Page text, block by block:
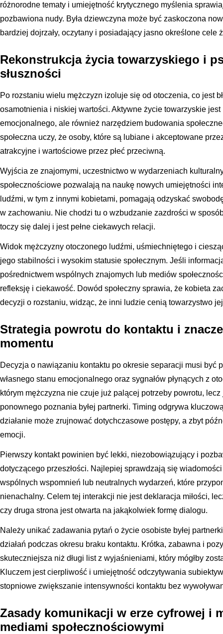
różnorodne tematy i umiejętność krytycznego myślenia
pozbawiona nudy. Była dziewczyna może być zaskoczona
bardziej dojrzały, oczytany i posiadający jasno określone cele
Rekonstrukcja życia towarzyskiego i
słuszności
Po rozstaniu wielu mężczyzn izoluje się od otoczenia, co jest
osamotnienia i niskiej wartości. Aktywne życie towarzyskie
emocjonalnego, ale również narzędziem budowania
społeczna uczy, że osoby, które są lubiane i akceptowane
atrakcyjne i wartościowe przez płeć przeciwną.
Wyjścia ze znajomymi, uczestnictwo w wydarzeniach
społecznościowe pozwalają na naukę nowych umiejętności
ludźmi, w tym z innymi kobietami, pomagają odzyskać
w zachowaniu. Nie chodzi tu o wzbudzanie zazdrości w
toczy się dalej i jest pełne ciekawych relacji.
Widok mężczyzny otoczonego ludźmi, uśmiechniętego i
jego stabilności i wysokim statusie społecznym. Jeśli
pośrednictwem wspólnych znajomych lub mediów
refleksję i ciekawość. Dowód społeczny sprawia, że kobieta
decyzji o rozstaniu, widząc, że inni ludzie cenią towarzystwo
Strategia powrotu do kontaktu i
momentu
Decyzja o nawiązaniu kontaktu po okresie separacji musi być
własnego stanu emocjonalnego oraz sygnałów płynących z
którym mężczyzna nie czuje już palącej potrzeby powrotu,
ponownego poznania byłej partnerki. Timing odgrywa
działanie może zrujnować dotychczasowe postępy, a zbyt
emocji.
Pierwszy kontakt powinien być lekki, niezobowiązujący i
dotyczącego przeszłości. Najlepiej sprawdzają się
wspólnych wspomnień lub neutralnych wydarzeń, które
nienachalny. Celem tej interakcji nie jest deklaracja miłości,
czy druga strona jest otwarta na jakąkolwiek formę dialogu.
Należy unikać zadawania pytań o życie osobiste byłej
działań podczas okresu braku kontaktu. Krótka, zabawna i
skuteczniejsza niż długi list z wyjaśnieniami, który mógłby
Kluczem jest cierpliwość i umiejętność odczytywania
stopniowe zwiększanie intensywności kontaktu bez
Zasady komunikacji w erze cyfrowej i
mediami społecznościowymi